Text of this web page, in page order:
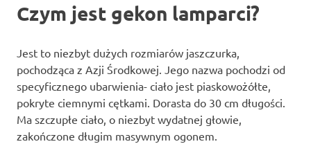
Czym jest gekon lamparci?
Jest to niezbyt dużych rozmiarów jaszczurka,
pochodząca z Azji Środkowej. Jego nazwa pochodzi od
specyficznego ubarwienia- ciało jest piaskowożółte,
pokryte ciemnymi cętkami. Dorasta do 30 cm długości.
Ma szczupłe ciało, o niezbyt wydatnej głowie,
zakończone długim masywnym ogonem.